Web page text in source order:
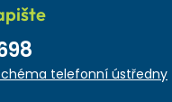
telefonní ústředny